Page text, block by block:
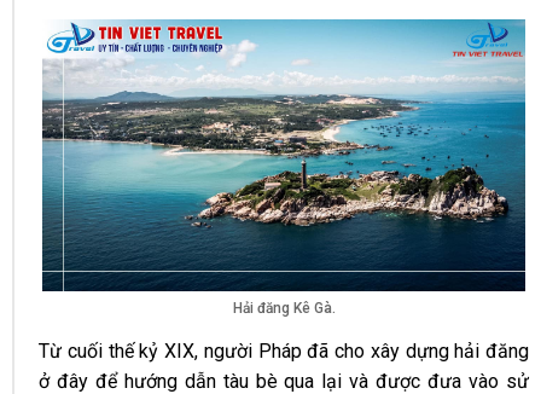
Hải đăng Kê Gà.
Từ cuối thế kỷ XIX, người Pháp đã cho xây dựng hải đăng
ở đây để hướng dẫn tàu bè qua lại và được đưa vào sử